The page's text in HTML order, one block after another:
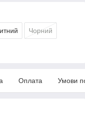
Чорний
Оплата Умови